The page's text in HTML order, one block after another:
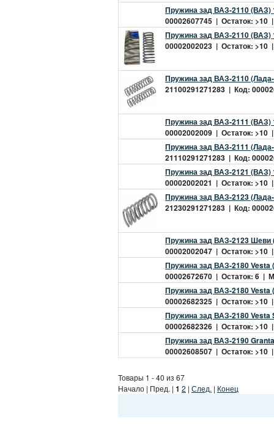
Пружина зад ВАЗ-2110 (ВАЗ)
00002607745 | Остаток: >10
Пружина зад ВАЗ-2110 (ВАЗ)
00002002023 | Остаток: >10
Пружина зад ВАЗ-2110
21100291271283 | Код:
Пружина зад ВАЗ-2111 (ВАЗ)
00002002009 | Остаток: >10
Пружина зад ВАЗ-2111
21110291271283 | Код:
Пружина зад ВАЗ-2121 (ВАЗ)
00002002021 | Остаток: >10
Пружина зад ВАЗ-2123
21230291271283 | Код:
Пружина зад ВАЗ-2123 Шеви
00002002047 | Остаток: >10
Пружина зад ВАЗ-2180 Vesta
00002672670 | Остаток: 6 |
Пружина зад ВАЗ-2180
00002682325 | Остаток: >10
Пружина зад ВАЗ-2180
00002682326 | Остаток: >10
Пружина зад ВАЗ-2190
00002608507 | Остаток: >10
Товары 1 - 40 из 67
Начало | Пред. | 1 2 | След. | Конец